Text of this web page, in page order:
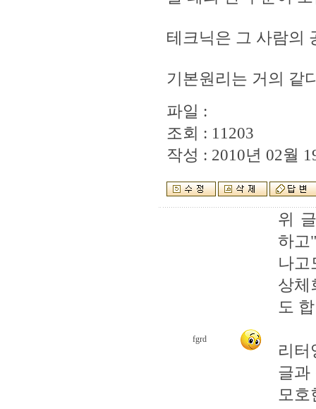
테크닉은 그 사람의
기본원리는 거의 같
파일 :
조회 : 11203
작성 : 2010년 02월
fgrd
위
하고
나고
상
도
리
글과
모